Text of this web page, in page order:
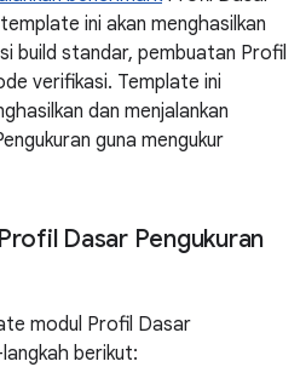
ini akan menghasilkan
build standar, pembuatan Profil
verifikasi. Template ini
dan menjalankan
guna mengukur
Dasar Pengukuran
modul Profil Dasar
berikut: